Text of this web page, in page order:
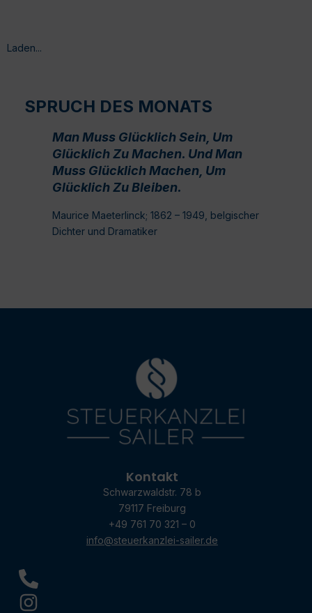
Laden...
SPRUCH DES MONATS
Man Muss Glücklich Sein, Um
Glücklich Zu Machen. Und Man
Muss Glücklich Machen, Um
Glücklich Zu Bleiben.
Maurice Maeterlinck; 1862 – 1949, belgischer
Dichter und Dramatiker
Kontakt
Schwarzwaldstr. 78 b
79117 Freiburg
+49 761 70 321 – 0
info@steuerkanzlei-sailer.de